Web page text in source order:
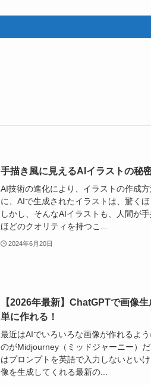
手描き風に見えるAIイラストの秘
AI技術の進化により、イラストの作成
に、AIで生成されたイラストは、驚く
しかし、そんなAIイラストも、人間が
ほどのクオリティを持つこ...
2024年6月20日
【2026年最新】ChatGPTで画像
単に作れる！
最近はAIでいろいろな画像が作れるよ
のがMidjourney（ミッドジャーニー）
はプロンプトを英語で入力しないとい
像を生成してくれる最新の...